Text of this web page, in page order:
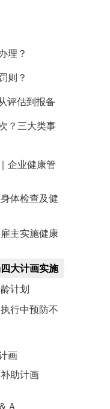
理？
则？
评估到报备
？三大类事
企业健康管
体检查及健
主实施健康
大计画实施
计划
行中预防不
画
助计画
Ａ